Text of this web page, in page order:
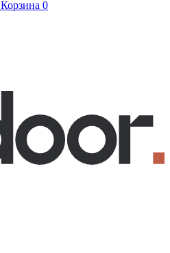
Корзина 0